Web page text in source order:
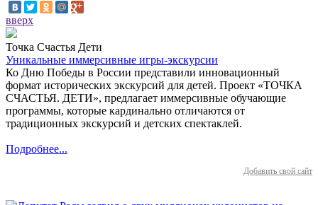
вверх
Точка Счастья Дети
Уникальные иммерсивные игры-экскурсии
Ко Дню Победы в России представили инновационный
формат исторических экскурсий для детей. Проект «ТОЧКА
СЧАСТЬЯ. ДЕТИ», предлагает иммерсивные обучающие
программы, которые кардинально отличаются от
традиционных экскурсий и детских спектаклей.
Подробнее...
Добавить свой сайт